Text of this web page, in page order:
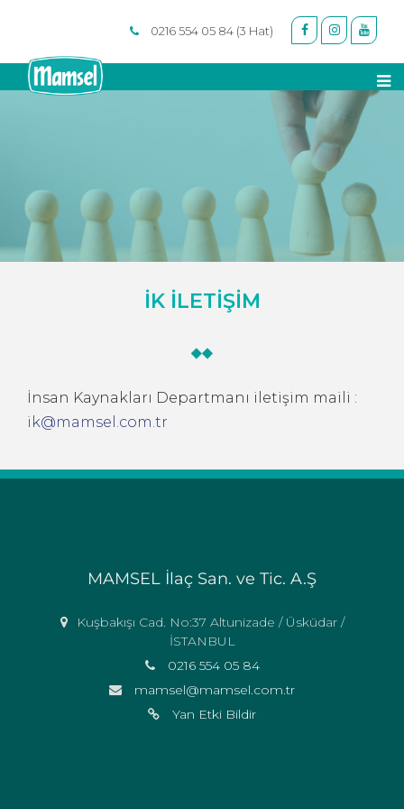
0216 554 05 84 (3 Hat)
İK İLETİŞİM
İnsan Kaynakları Departmanı iletişim maili :
ik@mamsel.com.tr
MAMSEL İlaç San. ve Tic. A.Ş
Kuşbakışı Cad. No:37 Altunizade / Üsküdar /
İSTANBUL
0216 554 05 84
mamsel@mamsel.com.tr
Yan Etki Bildir